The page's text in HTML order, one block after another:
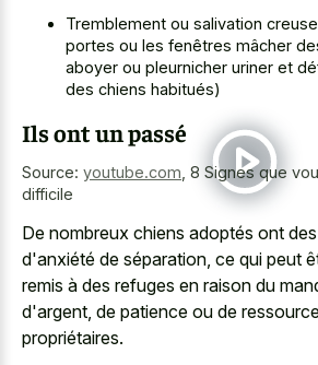
Tremblement ou salivation
portes ou les fenêtres mâcher
aboyer ou pleurnicher uriner et
des chiens habitués)
Ils ont un passé
Source: youtube.com 8 Signes que
difficile
De nombreux chiens adoptés ont
d'anxiété de séparation, ce qui peut
remis à des refuges en raison du
d'argent, de patience ou de
propriétaires.